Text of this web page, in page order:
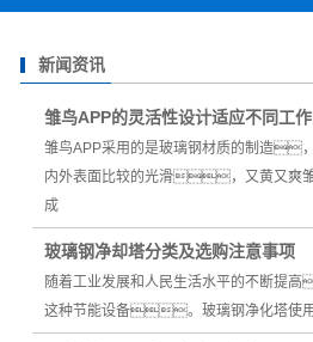
联系雏鸟APP
营业执照
雏鸟黄色视频
电除雾配件
湿电除尘器
雏鸟APP
热风清扫箱
新闻资讯
雏鸟APP的灵活性设计适应不同工
雏鸟APP采用的是玻璃钢材质的制造
内外表面比较的光滑，又黄又爽
成
玻璃钢净却塔分类及选购注意事项
随着工业发展和人民生活水平的不断
这种节能设备。玻璃钢净化塔